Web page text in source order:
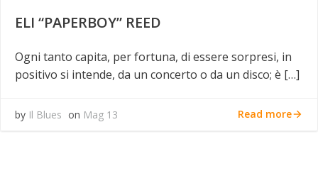
ELI “PAPERBOY” REED
Ogni tanto capita, per fortuna, di essere sorpresi, in
positivo si intende, da un concerto o da un disco; è […]
by Il Blues on Mag 13 Read more